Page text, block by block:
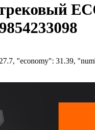
"economy": 31.39,